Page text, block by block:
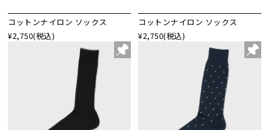
コットンナイロン ソックス
¥2,750(税込)
コットンナイロン ソックス
¥2,750(税込)